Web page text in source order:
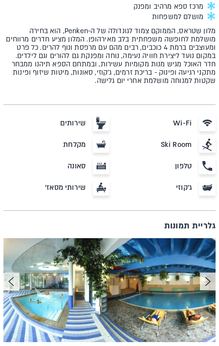
מרכז ספא מרהיב ומפנק
מושלם למשפחות
מלון שטראס, הממוקם צמוד לגונדולה של ה-Penken, הוא בחירה
מושלמת לחופשה משפחתית בלב מאירהופן. המלון מציע חדרים מרווחים
ומעוצבים ברמת 4 כוכבים, רבים מהם עם מרפסת ונוף להרים. כל פרט
במקום נועד ליצירת חוויה נעימה, נוחה ומפנקת גם להורים וגם לילדים.
חדר האוכל מגיש מנות מקומיות עשירות, ובמתחם הספא תיהנו ממבחר
מתקני רגיעה ופינוק - בריכת זרמים, ג’קוזי, סאונות, מיטות שיזוף ופינות
שקטות למנוחה מושלמת אחרי יום גלישה.
Wi-Fi שירותים
Ski Room מקלחת
טלפון סאונה
ג'קוזי שירותי מסאז'
גלריית תמונות